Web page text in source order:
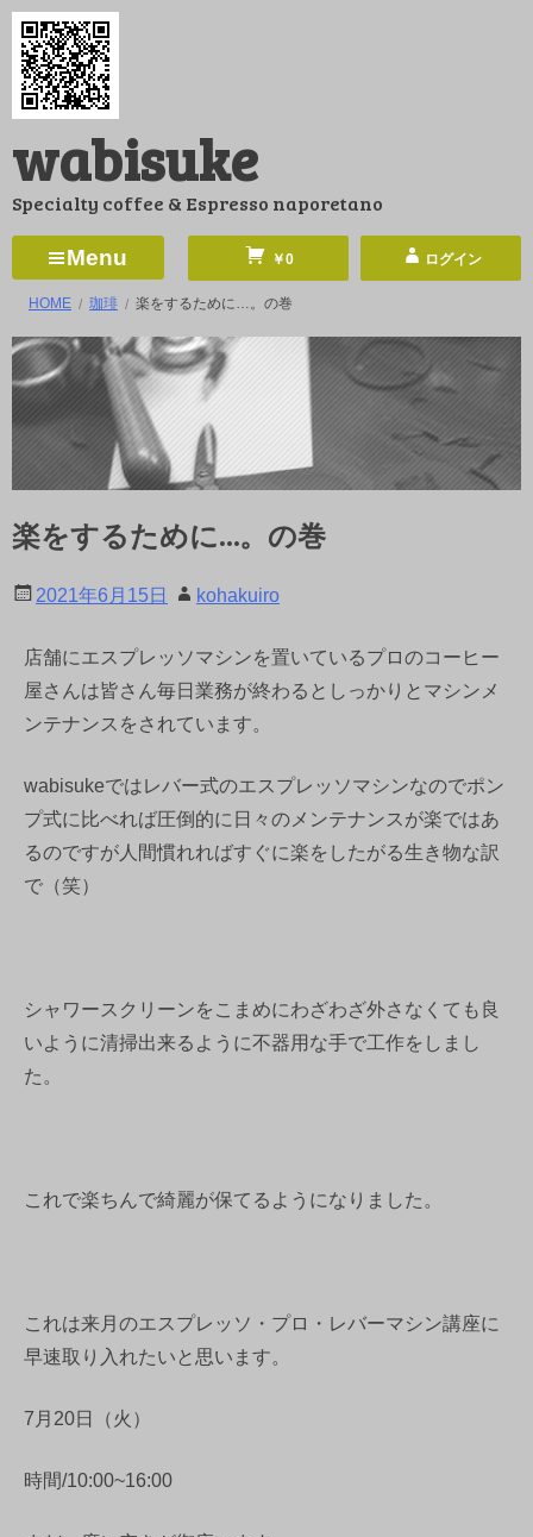
コ
ン
ツ
ス
ッ
wabisuke
Specialty coffee & Espresso naporetano
Menu ￥0 ログイン
HOME 珈琲 楽をするために…。の巻
楽をするために…。の巻
2021年6月15日 kohakuiro
店舗にエスプレッソマシンを置いているプロのコーヒー
屋さんは皆さん毎日業務が終わるとしっかりとマシンメ
ンテナンスをされています。
wabisukeではレバー式のエスプレッソマシンなのでポン
プ式に比べれば圧倒的に日々のメンテナンスが楽ではあ
るのですが人間慣れればすぐに楽をしたがる生き物な訳
で（笑）
シャワースクリーンをこまめにわざわざ外さなくても良
いように清掃出来るように不器用な手で工作をしまし
た。
これで楽ちんで綺麗が保てるようになりました。
これは来月のエスプレッソ・プロ・レバーマシン講座に
早速取り入れたいと思います。
7月20日（火）
時間/10:00~16:00